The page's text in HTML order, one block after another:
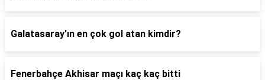
Galatasaray'ın en çok gol atan kimdir?
Fenerbahçe Akhisar maçı kaç kaç bitti